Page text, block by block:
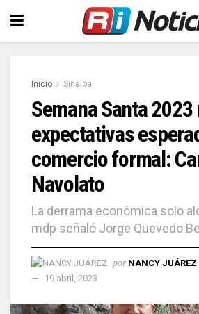
Inicio Sinaloa
Semana Santa
expectativas
comercio formal:
Navolato
La derrama económica solo
mdp señaló Jorge Quevedo
por NANCY JUÁREZ
19 abril, 2023